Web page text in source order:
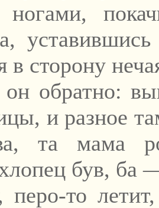
в сторону
обратно:
и разное
та мама
був, ба
то летит,